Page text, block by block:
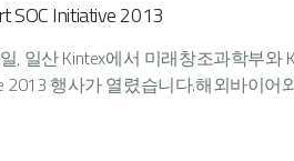
SOC Initiative 2013
, 일산 Kintex에서 미래창조과학부와
2013 행사가 열렸습니다.해외바이